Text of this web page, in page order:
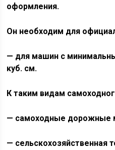
оформления.
Он необходим для
— для машин с
куб. см.
К таким видам
— самоходные дорожные
— сельскохозяйственная